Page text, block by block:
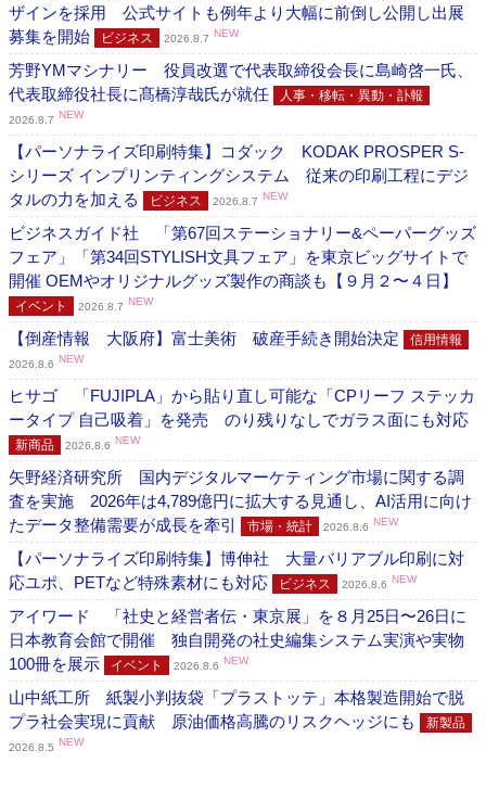
ザインを採用 公式サイトも例年より大幅に前倒し公開し出展
募集を開始
ビジネス 2026.8.7 NEW
芳野YMマシナリー 役員改選で代表取締役会長に島崎啓一氏、
代表取締役社長に髙橋淳哉氏が就任
人事・移転・異動・訃報
2026.8.7 NEW
【パーソナライズ印刷特集】コダック KODAK PROSPER S-
シリーズ インプリンティングシステム 従来の印刷工程にデジ
タルの力を加える
ビジネス 2026.8.7 NEW
ビジネスガイド社 「第67回ステーショナリー&ペーパーグッズ
フェア」「第34回STYLISH文具フェア」を東京ビッグサイトで
開催 OEMやオリジナルグッズ製作の商談も【９月２〜４日】
イベント 2026.8.7 NEW
【倒産情報 大阪府】富士美術 破産手続き開始決定 信用情報
2026.8.6 NEW
ヒサゴ 「FUJIPLA」から貼り直し可能な「CPリーフ ステッカ
ータイプ 自己吸着」を発売 のり残りなしでガラス面にも対応
新商品 2026.8.6 NEW
矢野経済研究所 国内デジタルマーケティング市場に関する調
査を実施 2026年は4,789億円に拡大する見通し、AI活用に向け
たデータ整備需要が成長を牽引
市場・統計 2026.8.6 NEW
【パーソナライズ印刷特集】博伸社 大量バリアブル印刷に対
応ユポ、PETなど特殊素材にも対応
ビジネス 2026.8.6 NEW
アイワード 「社史と経営者伝・東京展」を８月25日〜26日に
日本教育会館で開催 独自開発の社史編集システム実演や実物
100冊を展示
イベント 2026.8.6 NEW
山中紙工所 紙製小判抜袋「プラストッテ」本格製造開始で脱
プラ社会実現に貢献 原油価格高騰のリスクヘッジにも
新製品
2026.8.5 NEW